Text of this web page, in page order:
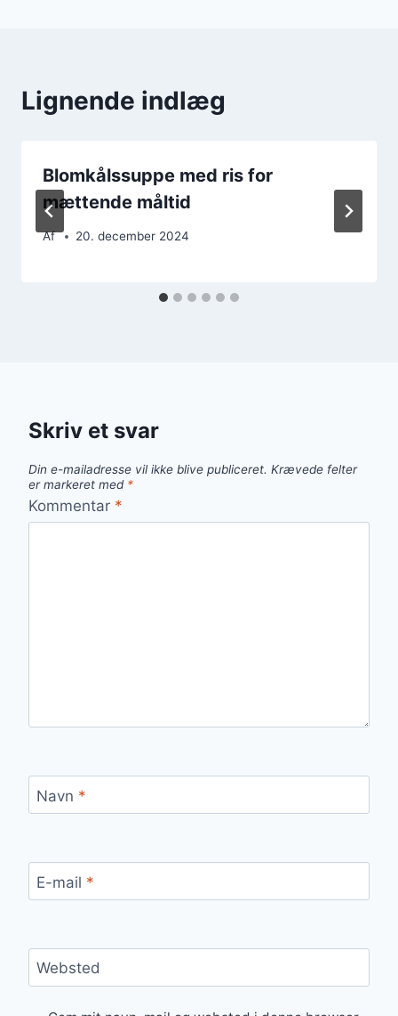
Lignende indlæg
Blomkålssuppe med ris for
mættende måltid
Af 20. december 2024
Skriv et svar
Din e-mailadresse vil ikke blive publiceret. Krævede felter
er markeret med *
Kommentar *
Navn *
E-mail *
Websted